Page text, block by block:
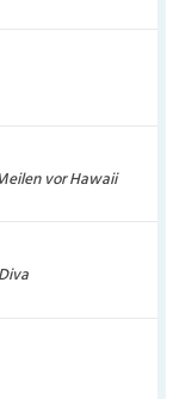
vor Hawaii